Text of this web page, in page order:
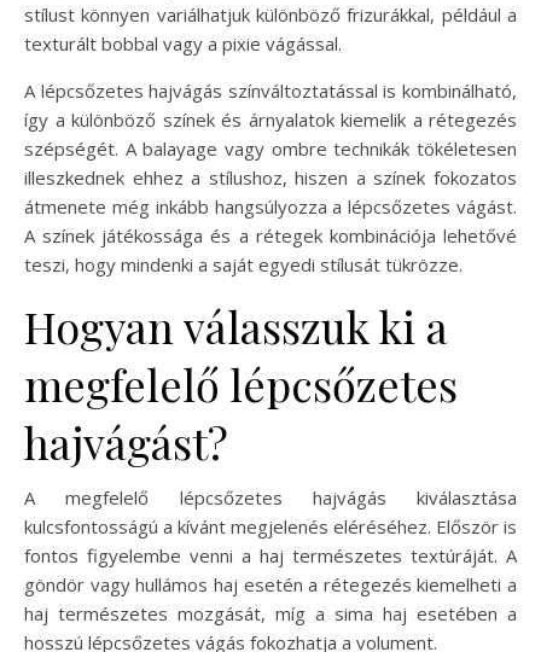
stílust könnyen variálhatjuk különböző frizurákkal, például a
texturált bobbal vagy a pixie vágással.
A lépcsőzetes hajvágás színváltoztatással is kombinálható,
így a különböző színek és árnyalatok kiemelik a rétegezés
szépségét. A balayage vagy ombre technikák tökéletesen
illeszkednek ehhez a stílushoz, hiszen a színek fokozatos
átmenete még inkább hangsúlyozza a lépcsőzetes vágást.
A színek játékossága és a rétegek kombinációja lehetővé
teszi, hogy mindenki a saját egyedi stílusát tükrözze.
Hogyan válasszuk ki a
megfelelő lépcsőzetes
hajvágást?
A megfelelő lépcsőzetes hajvágás kiválasztása
kulcsfontosságú a kívánt megjelenés eléréséhez. Először is
fontos figyelembe venni a haj természetes textúráját. A
göndör vagy hullámos haj esetén a rétegezés kiemelheti a
haj természetes mozgását, míg a sima haj esetében a
hosszú lépcsőzetes vágás fokozhatja a volument.